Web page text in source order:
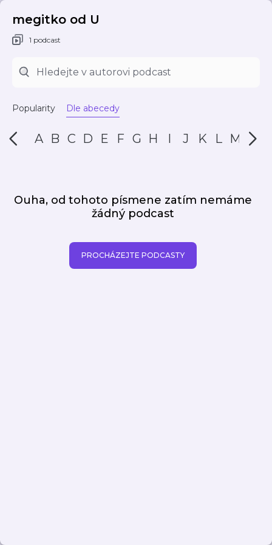
megitko od U
1 podcast
Popularity Dle abecedy
A B C D E F G H I J K L M N
Ouha, od tohoto písmene zatím nemáme
žádný podcast
PROCHÁZEJTE PODCASTY